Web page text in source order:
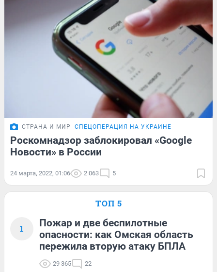
СТРАНА И МИР СПЕЦОПЕРАЦИЯ НА УКРАИНЕ
Роскомнадзор заблокировал «Google
Новости» в России
24 марта, 2022, 01:06 2 063 5
ТОП 5
1
Пожар и две беспилотные
опасности: как Омская область
пережила вторую атаку БПЛА
29 365 22